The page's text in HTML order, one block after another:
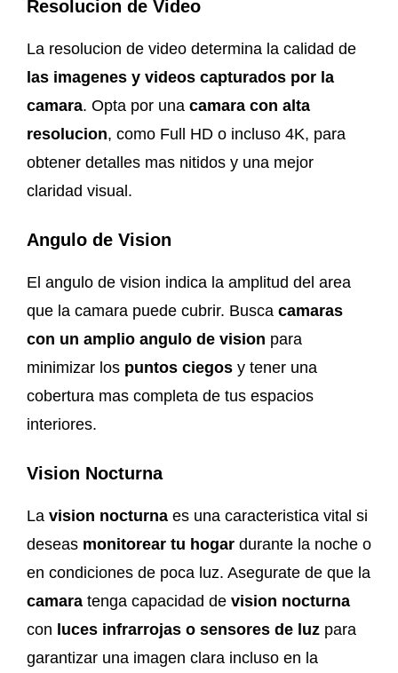
Resolucion de Video
La resolucion de video determina la calidad de
las imagenes y videos capturados por la
camara. Opta por una camara con alta
resolucion, como Full HD o incluso 4K, para
obtener detalles mas nitidos y una mejor
claridad visual.
Angulo de Vision
El angulo de vision indica la amplitud del area
que la camara puede cubrir. Busca camaras
con un amplio angulo de vision para
minimizar los puntos ciegos y tener una
cobertura mas completa de tus espacios
interiores.
Vision Nocturna
La vision nocturna es una caracteristica vital si
deseas monitorear tu hogar durante la noche o
en condiciones de poca luz. Asegurate de que la
camara tenga capacidad de vision nocturna
con luces infrarrojas o sensores de luz para
garantizar una imagen clara incluso en la